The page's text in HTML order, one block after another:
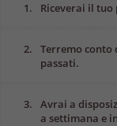
1. Riceverai il
2.
Terremo conto
passati.
3.
Avrai a
a settimana e